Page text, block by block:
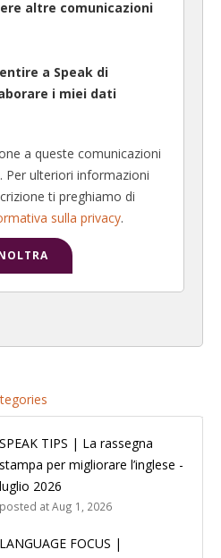
altre comunicazioni
a Speak di
i miei dati
a queste comunicazioni
Per ulteriori informazioni
ti preghiamo di
sulla privacy.
SPEAK TIPS | La rassegna
stampa per migliorare l’inglese -
luglio 2026
posted atAug 1, 2026
LANGUAGE FOCUS |